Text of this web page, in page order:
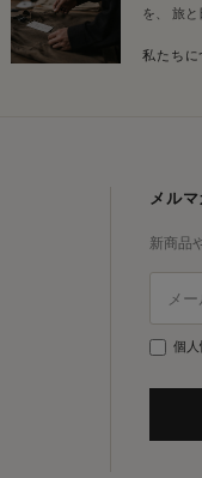
を、 旅と
私たち
メル
新商品
個